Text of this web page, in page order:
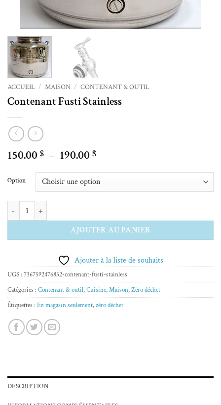
ACCUEIL / MAISON / CONTENANT & OUTIL
Contenant Fusti Stainless
150.00 $ – 190.00 $Plage
prix :
150.00 $
Option
quantité de Contenant Fusti Stainless
AJOUTER AU PANIER
Alternative:
Ajouter à la liste de souhaits
UGS : 7367592476832-contenant-fusti-stainless
Catégories : Contenant & outil,Cuisine,Maison,Zéro déchet
Étiquettes : En magasin seulement,zéro déchet
DESCRIPTION